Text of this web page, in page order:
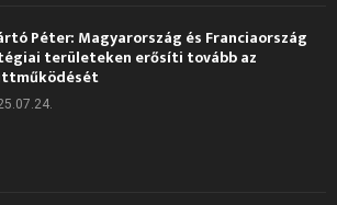
Péter: Magyarország és Franciaország
területeken erősíti tovább az